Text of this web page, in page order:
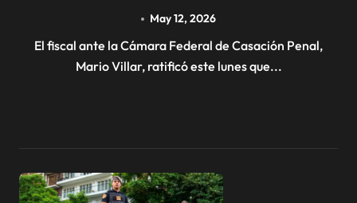
May 12, 2026
El fiscal ante la Cámara Federal de Casación Penal,
Mario Villar, ratificó este lunes que...